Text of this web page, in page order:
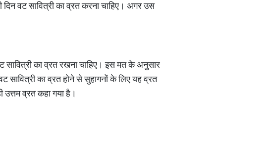
दिन वट सावित्री का व्रत करना चाहिए। अगर उस
सावित्री का व्रत रखना चाहिए। इस मत के अनुसार
सावित्री का व्रत होने से सुहागनों के लिए यह व्रत
उत्तम व्रत कहा गया है।